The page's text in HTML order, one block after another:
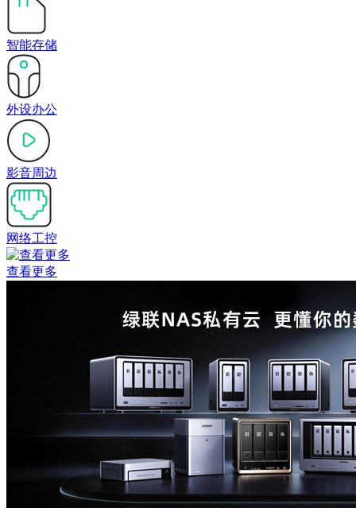
智能存储
外设办公
影音周边
网络工控
查看更多